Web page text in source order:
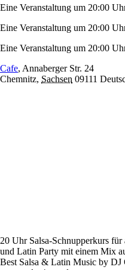
Eine Veranstaltung um 20:00
Eine Veranstaltung um 20:00
Eine Veranstaltung um 20:00
Cafe, Annaberger Str. 24
Chemnitz, Sachsen 09111
20 Uhr Salsa-Schnupperkurs
und Latin Party mit einem Mix
Best Salsa & Latin Music by DJ